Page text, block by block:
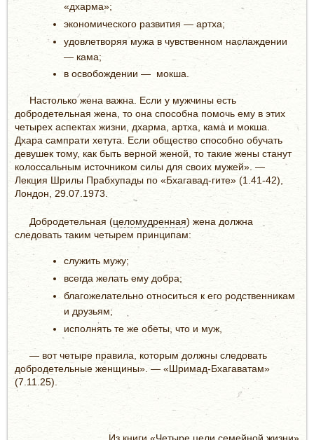
«дхарма»;
экономического развития — артха;
удовлетворяя мужа в чувственном наслаждении
— кама;
в освобождении — мокша.
Настолько жена важна. Если у мужчины есть
добродетельная жена, то она способна помочь ему в этих
четырех аспектах жизни, дхарма, артха, кама и мокша.
Дхара сампрати хетута. Если общество способно обучать
девушек тому, как быть верной женой, то такие жены станут
колоссальным источником силы для своих мужей». —
Лекция Шрилы Прабхупады по «Бхагавад-гите» (1.41-42),
Лондон, 29.07.1973.
Добродетельная (целомудренная) жена должна
следовать таким четырем принципам:
служить мужу;
всегда желать ему добра;
благожелательно относиться к его родственникам
и друзьям;
исполнять те же обеты, что и муж,
— вот четыре правила, которым должны следовать
добродетельные женщины». — «Шримад-Бхагаватам»
(7.11.25).
Из книги «Четыре цели семейной жизни»